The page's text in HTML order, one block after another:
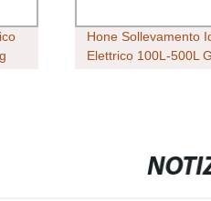
Hone Sollevamento
Elettrico 100L-500L